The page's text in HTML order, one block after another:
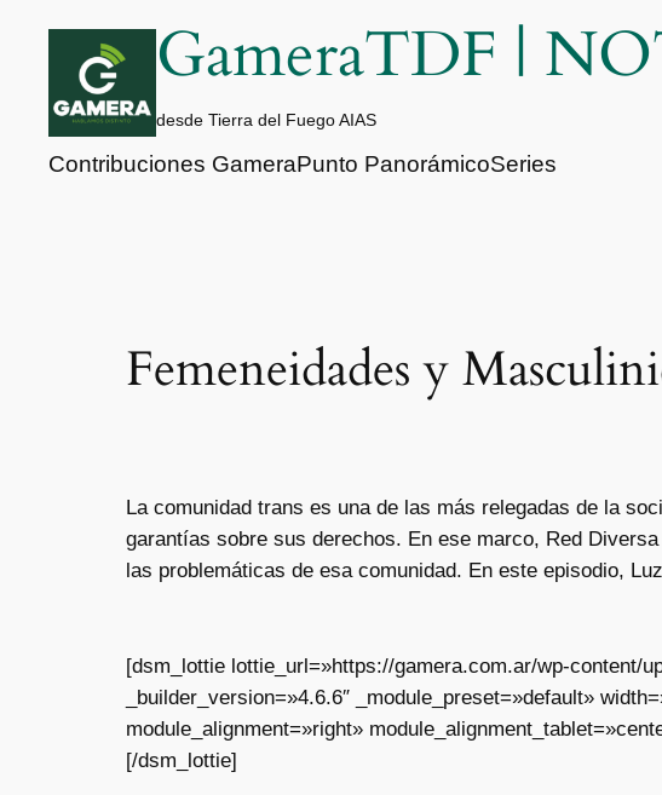
contenido
GameraTDF |
desde Tierra del Fuego AIAS
Contribuciones GameraPunto PanorámicoSeries
Femeneidades y
La comunidad trans es una de las más relegadas de la
garantías sobre sus derechos. En ese marco, Red
las problemáticas de esa comunidad. En este episodio,
[dsm_lottie lottie_url=»https://gamera.com.ar/wp-content/
_builder_version=»4.6.6″ _module_preset=»default»
module_alignment=»right»
[/dsm_lottie]